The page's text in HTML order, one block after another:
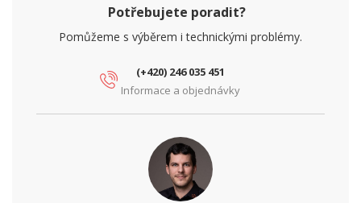
Potřebujete poradit?
Pomůžeme s výběrem i technickými problémy.
(+420) 246 035 451
Informace a objednávky